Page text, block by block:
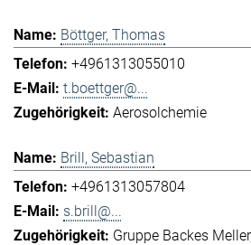
Böttger, Thomas
+4961313055010
t.boettger@...
Aerosolchemie
Brill, Sebastian
+4961313057804
s.brill@...
Gruppe Backes Meller